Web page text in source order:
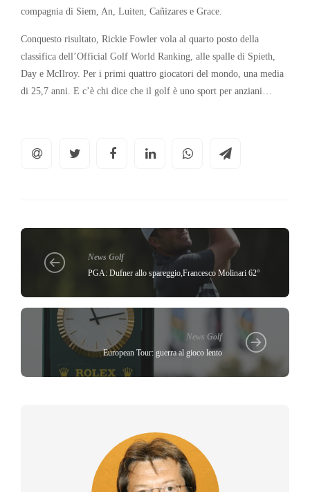
compagnia di Siem, An, Luiten, Cañizares e Grace.
Conquesto risultato, Rickie Fowler vola al quarto posto della
classifica dell’Official Golf World Ranking, alle spalle di Spieth,
Day e McIlroy. Per i primi quattro giocatori del mondo, una media
di 25,7 anni. E c’è chi dice che il golf è uno sport per anziani…
News Golf
PGA: Dufner allo spareggio,Francesco Molinari 62°
News Golf
European Tour: guerra al gioco lento